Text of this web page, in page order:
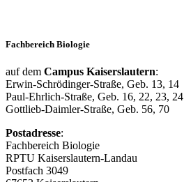
Fachbereich Biologie
auf dem Campus Kaiserslautern:
Erwin-Schrödinger-Straße, Geb. 13, 14
Paul-Ehrlich-Straße, Geb. 16, 22, 23, 24
Gottlieb-Daimler-Straße, Geb. 56, 70
Postadresse:
Fachbereich Biologie
RPTU Kaiserslautern-Landau
Postfach 3049